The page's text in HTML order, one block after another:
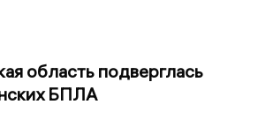
область подверглась
БПЛА